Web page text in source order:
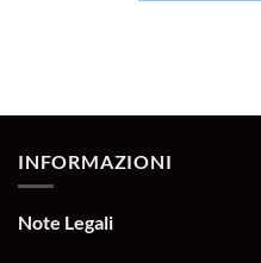
INFORMAZIONI
Note Legali